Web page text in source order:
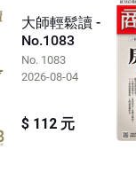
大師輕鬆讀 -
No.1083
No. 1083
2026-08-04
$ 112 元